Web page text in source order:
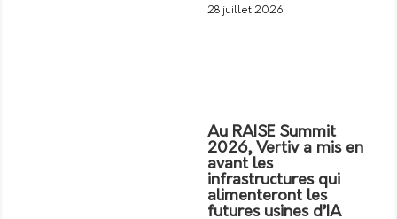
28 juillet 2026
Au RAISE Summit
2026, Vertiv a mis en
avant les
infrastructures qui
alimenteront les
futures usines d’IA